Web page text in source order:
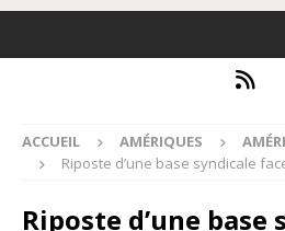
ACCUEIL AMÉRIQUES
Riposte d’une base syndicale
Riposte d’une base